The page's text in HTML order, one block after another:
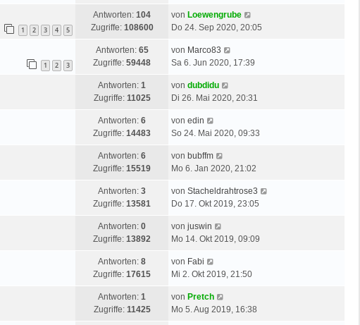
1 2 3 4 5
Antworten: 104
Zugriffe: 108600
von Loewengrube
Do 24. Sep 2020, 20:05
1 2 3
Antworten: 65
Zugriffe: 59448
von Marco83
Sa 6. Jun 2020, 17:39
Antworten: 1
Zugriffe: 11025
von dubdidu
Di 26. Mai 2020, 20:31
Antworten: 6
Zugriffe: 14483
von edin
So 24. Mai 2020, 09:33
Antworten: 6
Zugriffe: 15519
von bubffm
Mo 6. Jan 2020, 21:02
Antworten: 3
Zugriffe: 13581
von Stacheldrahtrose3
Do 17. Okt 2019, 23:05
Antworten: 0
Zugriffe: 13892
von juswin
Mo 14. Okt 2019, 09:09
Antworten: 8
Zugriffe: 17615
von Fabi
Mi 2. Okt 2019, 21:50
Antworten: 1
Zugriffe: 11425
von Pretch
Mo 5. Aug 2019, 16:38